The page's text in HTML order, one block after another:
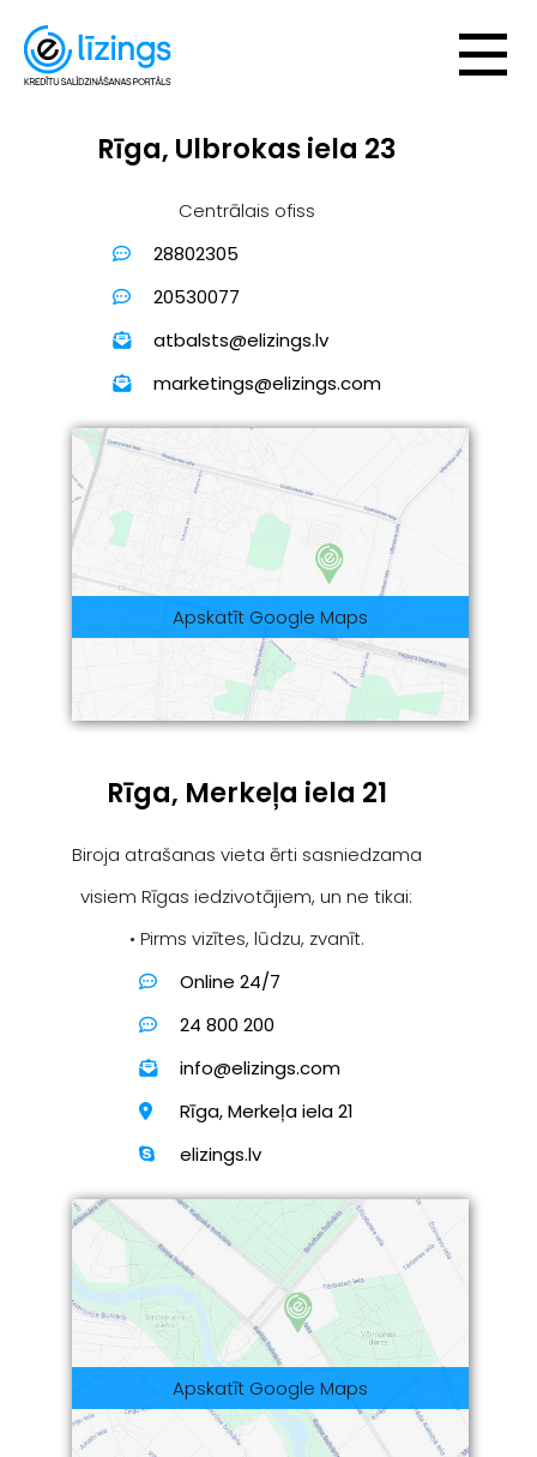
Rīga, Ulbrokas iela 23
Centrālais ofiss
28802305
20530077
atbalsts@elizings.lv
marketings@elizings.com
Apskatīt Google Maps
Rīga, Merkeļa iela 21
Biroja atrašanas vieta ērti sasniedzama
visiem Rīgas iedzivotājiem, un ne tikai:
• Pirms vizītes, lūdzu, zvanīt.
Online 24/7
24 800 200
info@elizings.com
Rīga, Merkeļa iela 21
elizings.lv
Apskatīt Google Maps